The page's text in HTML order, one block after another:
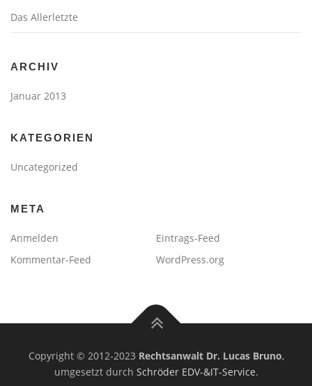
Das Allerletzte
ARCHIV
Januar 2013
KATEGORIEN
Uncategorized
META
Anmelden
Eintrags-Feed
Kommentar-Feed
WordPress.org
Copyright © 2012-2023 Rechtsanwalt Dr. Lucas Bruno,
umgesetzt durch Schröder EDV-&IT-Service.